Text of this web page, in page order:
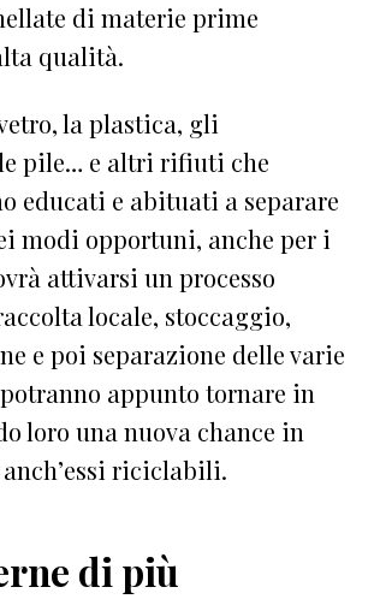
di materie prime
qualità.
la plastica, gli
pile… e altri rifiuti che
educati e abituati a separare
modi opportuni, anche per i
attivarsi un processo
locale, stoccaggio,
e poi separazione delle varie
appunto tornare in
loro una nuova chance in
riciclabili.
di più